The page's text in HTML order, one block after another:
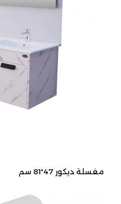
مغسلة ديكور 47*81 سم